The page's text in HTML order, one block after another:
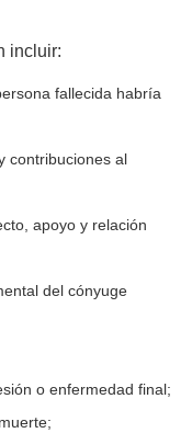
incluir:
fallecida habría
contribuciones al
apoyo y relación
del cónyuge
o enfermedad final;